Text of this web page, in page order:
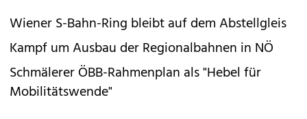
Wiener S-Bahn-Ring bleibt auf dem Abstellgleis
Kampf um Ausbau der Regionalbahnen in NÖ
Schmälerer ÖBB-Rahmenplan als "Hebel für
Mobilitätswende"